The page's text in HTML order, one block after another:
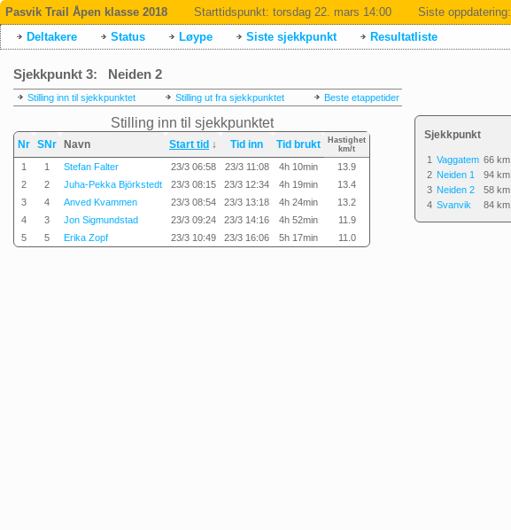
Pasvik Trail Åpen klasse 2018 Starttidspunkt: torsdag 22. mars 14:00 Siste oppdatering:
Deltakere Status Løype Siste sjekkpunkt Resultatliste
Sjekkpunkt 3: Neiden 2
Stilling inn til sjekkpunktet Stilling ut fra sjekkpunktet Beste etappetider
Stilling inn til sjekkpunktet
Nr SNr Navn Start tid ↓ Tid inn Tid brukt
Hastighet
km/t
1 1 Stefan Falter 23/3 06:58 23/3 11:08 4h 10min
13.9
2
2 Juha-Pekka Björkstedt 23/3 08:15 23/3 12:34 4h 19min
13.4
3
4 Anved Kvammen 23/3 08:54 23/3 13:18 4h 24min
13.2
4
3 Jon Sigmundstad 23/3 09:24 23/3 14:16 4h 52min
11.9
5
5 Erika Zopf 23/3 10:49 23/3 16:06 5h 17min 11.0
Sjekkpunkt
1 Vaggatem 66 km
2 Neiden 1
94 km
3 Neiden 2
58 km
4 Svanvik 84 km